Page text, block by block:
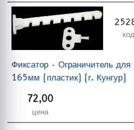
код
Фиксатор - Ограничитель для
165мм (пластик) (г. Кунгур)
72,00
цена